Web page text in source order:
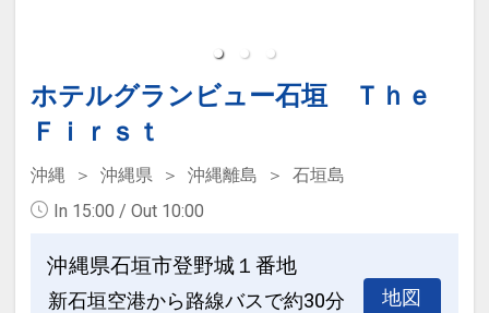
にフロントへお越しください。
■周辺アクセス情報■
・空港から近く、那覇空港自動車道名嘉
地（なかち）ICまで車で約10分と観光地
へのアクセスも便利。周辺にはアウトレ
もあります。
那覇空港（車で約15分）
【95番バス 最終19：00】那覇空港→ア
ウトレットモールあしびなー下車徒歩約
６分
【ゆいレール＋56番バス 最終21：40】
＋56番バスで赤嶺駅前→道の駅豊崎より
徒歩約６分
ホテルグランビュー石垣 Ｔｈｅ
Ｆｉｒｓｔ
沖縄 沖縄県 沖縄離島
石垣島
In 15:00 / Out 10:00
沖縄県石垣市登野城１番地
新石垣空港から路線バスで約30分
地図